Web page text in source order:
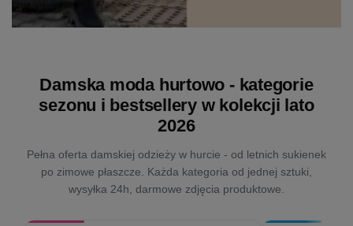
Damska moda hurtowo - kategorie
sezonu i bestsellery w kolekcji lato
2026
Pełna oferta damskiej odzieży w hurcie - od letnich sukienek
po zimowe płaszcze. Każda kategoria od jednej sztuki,
wysyłka 24h, darmowe zdjęcia produktowe.